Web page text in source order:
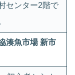
センター2階で
湊魚市場 新市